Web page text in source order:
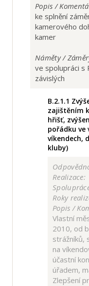
Popis /
ke splnění
kamerového
kamer
Náměty /
ve spolupráci s
závislých
B.2.1.1
zajištěním
hřišť,
pořádku ve
víkendech,
kluby)
Realizace:
Roky
Popis /
Vlastní
2010, od
strážníků,
na
účastní
úřadem,
Zlepšení